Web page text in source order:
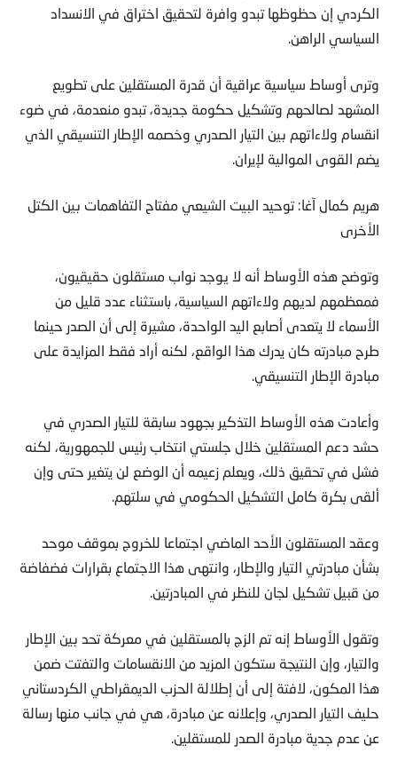
الكردي إن حظوظها تبدو وافرة لتحقيق اختراق في الانسداد
السياسي الراهن.
وترى أوساط سياسية عراقية أن قدرة المستقلين على تطويع
المشهد لصالحهم وتشكيل حكومة جديدة، تبدو منعدمة، في ضوء
انقسام ولاءاتهم بين التيار الصدري وخصمه الإطار التنسيقي الذي
يضم القوى الموالية لإيران.
هريم كمال آغا: توحيد البيت الشيعي مفتاح التفاهمات بين الكتل
الأخرى
وتوضح هذه الأوساط أنه لا يوجد نواب مستقلون حقيقيون،
فمعظمهم لديهم ولاءاتهم السياسية، باستثناء عدد قليل من
الأسماء لا يتعدى أصابع اليد الواحدة، مشيرة إلى أن الصدر حينما
طرح مبادرته كان يدرك هذا الواقع، لكنه أراد فقط المزايدة على
مبادرة الإطار التنسيقي.
وأعادت هذه الأوساط التذكير بجهود سابقة للتيار الصدري في
حشد دعم المستقلين خلال جلستي انتخاب رئيس للجمهورية، لكنه
فشل في تحقيق ذلك، ويعلم زعيمه أن الوضع لن يتغير حتى وإن
ألقى بكرة كامل التشكيل الحكومي في سلتهم.
وعقد المستقلون الأحد الماضي اجتماعا للخروج بموقف موحد
بشأن مبادرتي التيار والإطار، وانتهى هذا الاجتماع بقرارات فضفاضة
من قبيل تشكيل لجان للنظر في المبادرتين.
وتقول الأوساط إنه تم الزج بالمستقلين في معركة تحد بين الإطار
والتيار، وإن النتيجة ستكون المزيد من الانقسامات والتفتت ضمن
هذا المكون، لافتة إلى أن إطلالة الحزب الديمقراطي الكردستاني
حليف التيار الصدري، وإعلانه عن مبادرة، هي في جانب منها رسالة
عن عدم جدية مبادرة الصدر للمستقلين.